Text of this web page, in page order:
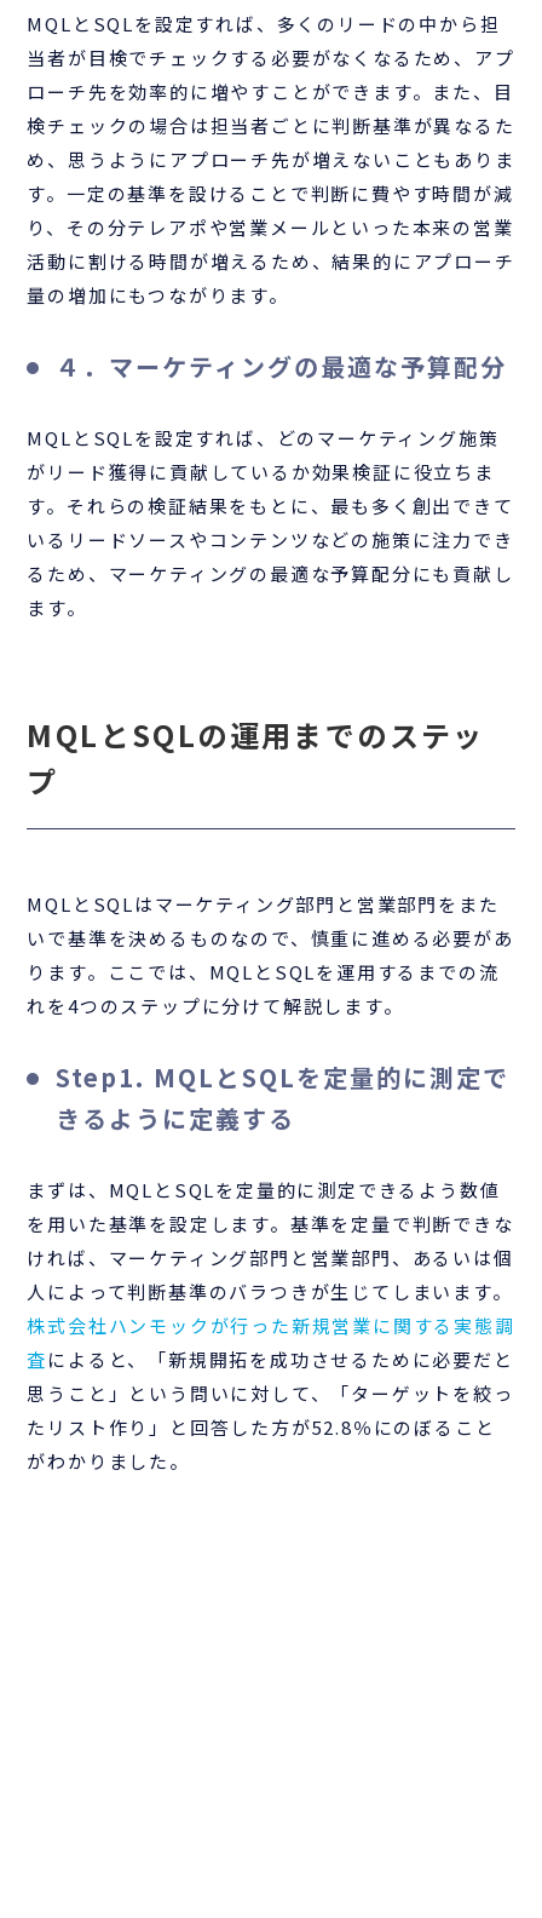
MQLとSQLを設定すれば、多くのリードの中から担
当者が目検でチェックする必要がなくなるため、アプ
ローチ先を効率的に増やすことができます。また、目
検チェックの場合は担当者ごとに判断基準が異なるた
め、思うようにアプローチ先が増えないこともありま
す。一定の基準を設けることで判断に費やす時間が減
り、その分テレアポや営業メールといった本来の営業
活動に割ける時間が増えるため、結果的にアプローチ
量の増加にもつながります。
４．マーケティングの最適な予算配分
MQLとSQLを設定すれば、どのマーケティング施策
がリード獲得に貢献しているか効果検証に役立ちま
す。それらの検証結果をもとに、最も多く創出できて
いるリードソースやコンテンツなどの施策に注力でき
るため、マーケティングの最適な予算配分にも貢献し
ます。
MQLとSQLの運用までのステッ
プ
MQLとSQLはマーケティング部門と営業部門をまた
いで基準を決めるものなので、慎重に進める必要があ
ります。ここでは、MQLとSQLを運用するまでの流
れを4つのステップに分けて解説します。
Step1. MQLとSQLを定量的に測定で
きるように定義する
まずは、MQLとSQLを定量的に測定できるよう数値
を用いた基準を設定します。基準を定量で判断できな
ければ、マーケティング部門と営業部門、あるいは個
人によって判断基準のバラつきが生じてしまいます。
株式会社ハンモックが行った新規営業に関する実態調
査によると、「新規開拓を成功させるために必要だと
思うこと」という問いに対して、「ターゲットを絞っ
たリスト作り」と回答した方が52.8％にのぼること
がわかりました。